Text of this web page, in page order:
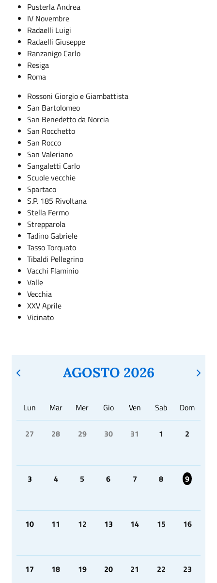
Pusterla Andrea
IV Novembre
Radaelli Luigi
Radaelli Giuseppe
Ranzanigo Carlo
Resiga
Roma
Rossoni Giorgio e Giambattista
San Bartolomeo
San Benedetto da Norcia
San Rocchetto
San Rocco
San Valeriano
Sangaletti Carlo
Scuole vecchie
Spartaco
S.P. 185 Rivoltana
Stella Fermo
Strepparola
Tadino Gabriele
Tasso Torquato
Tibaldi Pellegrino
Vacchi Flaminio
Valle
Vecchia
XXV Aprile
Vicinato
AGOSTO 2026
Lun Mar Mer Gio Ven Sab Dom
27 28 29 30 31 1 2
3 4 5 6 7 8 9
10 11 12 13 14 15 16
17 18 19 20 21 22 23